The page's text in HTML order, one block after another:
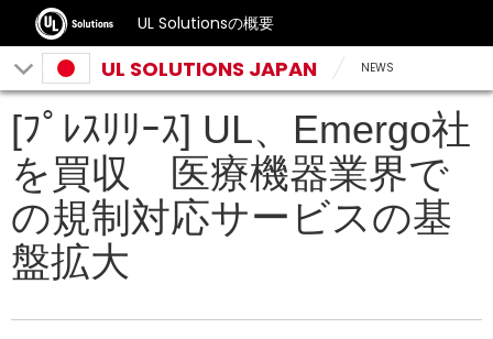
UL Solutionsの概要
UL SOLUTIONS JAPAN NEWS
[ﾌﾟﾚｽﾘﾘｰｽ] UL、Emergo社
を買収 医療機器業界で
の規制対応サービスの基
盤拡大